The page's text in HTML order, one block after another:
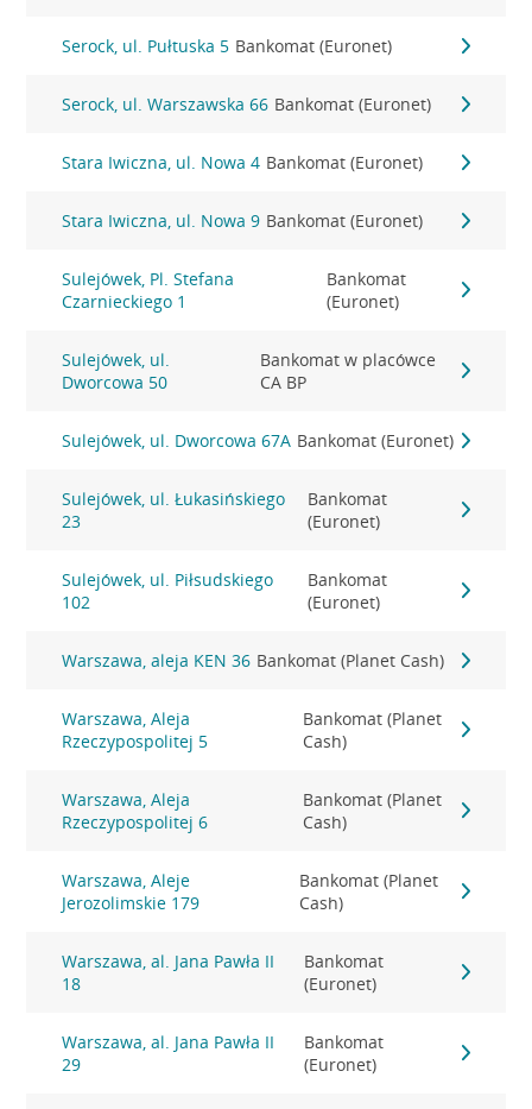
Serock, ul. Pułtuska 5 Bankomat (Euronet)
Serock, ul. Warszawska 66 Bankomat (Euronet)
Stara Iwiczna, ul. Nowa 4 Bankomat (Euronet)
Stara Iwiczna, ul. Nowa 9 Bankomat (Euronet)
Sulejówek, Pl. Stefana
Czarnieckiego 1
Bankomat
(Euronet)
Sulejówek, ul.
Dworcowa 50
Bankomat w placówce
CA BP
Sulejówek, ul. Dworcowa 67A Bankomat (Euronet)
Sulejówek, ul. Łukasińskiego
23
Bankomat
(Euronet)
Sulejówek, ul. Piłsudskiego
102
Bankomat
(Euronet)
Warszawa, aleja KEN 36 Bankomat (Planet Cash)
Warszawa, Aleja
Rzeczypospolitej 5
Bankomat (Planet
Cash)
Warszawa, Aleja
Rzeczypospolitej 6
Bankomat (Planet
Cash)
Warszawa, Aleje
Jerozolimskie 179
Bankomat (Planet
Cash)
Warszawa, al. Jana Pawła II
18
Bankomat
(Euronet)
Warszawa, al. Jana Pawła II
29
Bankomat
(Euronet)